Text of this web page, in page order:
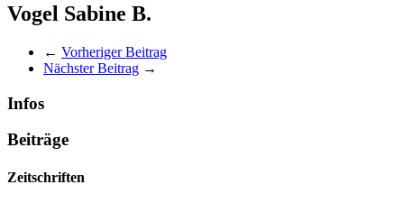
Vogel Sabine B.
← Vorheriger Beitrag
Nächster Beitrag →
Infos
Beiträge
Zeitschriften